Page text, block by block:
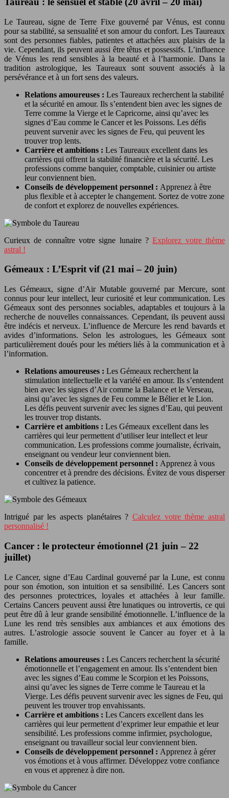
Le Taureau, signe de Terre Fixe gouverné par Vénus, est connu
pour sa stabilité, sa sensualité et son amour du confort. Les Taureaux
sont des personnes fiables, patientes et attachées aux plaisirs de la
vie. Cependant, ils peuvent aussi être têtus et possessifs. L’influence
de Vénus les rend sensibles à la beauté et à l’harmonie. Dans la
tradition astrologique, les Taureaux sont souvent associés à la
persévérance et à un fort sens des valeurs.
Relations amoureuses : Les Taureaux recherchent la stabilité
et la sécurité en amour. Ils s’entendent bien avec les signes de
Terre comme la Vierge et le Capricorne, ainsi qu’avec les
signes d’Eau comme le Cancer et les Poissons. Les défis
peuvent survenir avec les signes de Feu, qui peuvent les
trouver trop lents.
Carrière et ambitions : Les Taureaux excellent dans les
carrières qui offrent la stabilité financière et la sécurité. Les
professions comme banquier, comptable, cuisinier ou artiste
leur conviennent bien.
Conseils de développement personnel : Apprenez à être
plus flexible et à accepter le changement. Sortez de votre zone
de confort et explorez de nouvelles expériences.
Curieux de connaître votre signe lunaire ?Explorez votre thème
astral !
Gémeaux : L’Esprit vif (21 mai – 20 juin)
Les Gémeaux, signe d’Air Mutable gouverné par Mercure, sont
connus pour leur intellect, leur curiosité et leur communication. Les
Gémeaux sont des personnes sociables, adaptables et toujours à la
recherche de nouvelles connaissances. Cependant, ils peuvent aussi
être indécis et nerveux. L’influence de Mercure les rend bavards et
avides d’informations. Selon les astrologues, les Gémeaux sont
particulièrement doués pour les métiers liés à la communication et à
l’information.
Relations amoureuses : Les Gémeaux recherchent la
stimulation intellectuelle et la variété en amour. Ils s’entendent
bien avec les signes d’Air comme la Balance et le Verseau,
ainsi qu’avec les signes de Feu comme le Bélier et le Lion.
Les défis peuvent survenir avec les signes d’Eau, qui peuvent
les trouver trop distants.
Carrière et ambitions : Les Gémeaux excellent dans les
carrières qui leur permettent d’utiliser leur intellect et leur
communication. Les professions comme journaliste, écrivain,
enseignant ou vendeur leur conviennent bien.
Conseils de développement personnel : Apprenez à vous
concentrer et à prendre des décisions. Évitez de vous disperser
et cultivez la patience.
Intrigué par les aspects planétaires ? Calculez votre thème astral
personnalisé !
Cancer : le protecteur émotionnel (21 juin – 22
juillet)
Le Cancer, signe d’Eau Cardinal gouverné par la Lune, est connu
pour son émotion, son intuition et sa sensibilité. Les Cancers sont
des personnes protectrices, loyales et attachées à leur famille.
Certains Cancers peuvent aussi être lunatiques ou introvertis, ce qui
peut être dû à leur grande sensibilité émotionnelle. L’influence de la
Lune les rend très sensibles aux ambiances et aux émotions des
autres. L’astrologie associe souvent le Cancer au foyer et à la
famille.
Relations amoureuses : Les Cancers recherchent la sécurité
émotionnelle et l’engagement en amour. Ils s’entendent bien
avec les signes d’Eau comme le Scorpion et les Poissons,
ainsi qu’avec les signes de Terre comme le Taureau et la
Vierge. Les défis peuvent survenir avec les signes de Feu, qui
peuvent les trouver trop envahissants.
Carrière et ambitions : Les Cancers excellent dans les
carrières qui leur permettent d’exprimer leur empathie et leur
sensibilité. Les professions comme infirmier, psychologue,
enseignant ou travailleur social leur conviennent bien.
Conseils de développement personnel : Apprenez à gérer
vos émotions et à vous affirmer. Développez votre confiance
en vous et apprenez à dire non.